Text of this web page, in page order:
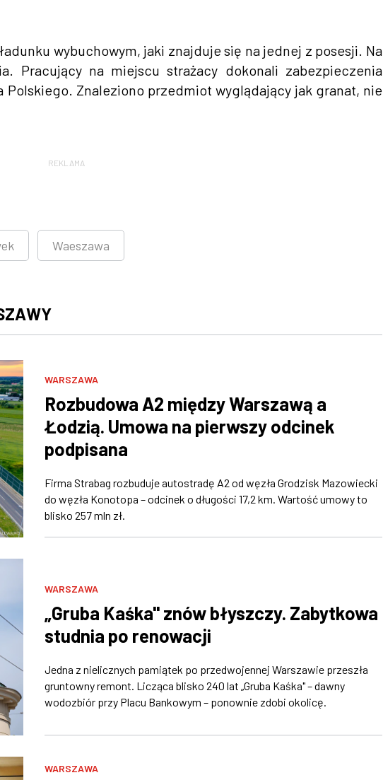
wybuchowym, jaki znajduje się na jednej z posesji. Na
Pracujący na miejscu strażacy dokonali zabezpieczenia
Polskiego. Znaleziono przedmiot wyglądający jak granat, nie
REKLAMA
Waeszawa
WARSZAWA
Rozbudowa A2 między Warszawą a
Łodzią. Umowa na pierwszy odcinek
podpisana
Firma Strabag rozbuduje autostradę A2 od węzła Grodzisk Mazowiecki
do węzła Konotopa – odcinek o długości 17,2 km. Wartość umowy to
blisko 257 mln zł.
WARSZAWA
„Gruba Kaśka" znów błyszczy. Zabytkowa
studnia po renowacji
Jedna z nielicznych pamiątek po przedwojennej Warszawie przeszła
gruntowny remont. Licząca blisko 240 lat „Gruba Kaśka" – dawny
wodozbiór przy Placu Bankowym – ponownie zdobi okolicę.
WARSZAWA